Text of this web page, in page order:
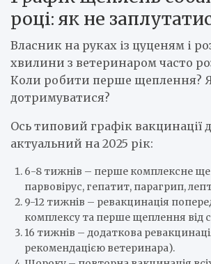
році: як не
Власник на руках із цуценям і
хвилини з ветеринаром часто
Коли робити перше щеплення?
дотримуватися?
Ось типовий графік вакцинації
актуальний на 2025 рік:
6-8 тижнів – перше комплексне
парвовірус, гепатит, парагрип,
9-12 тижнів – ревакцинація
комплексу та перше щеплення від
16 тижнів – додаткова
рекомендацією ветеринара).